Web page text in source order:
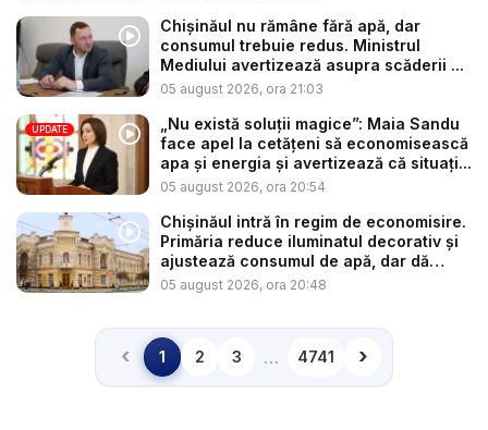
Chișinăul nu rămâne fără apă, dar
consumul trebuie redus. Ministrul
Mediului avertizează asupra scăderii ...
05 august 2026, ora 21:03
UPDATE
„Nu există soluții magice”: Maia Sandu
face apel la cetățeni să economisească
apa și energia și avertizează că situați...
05 august 2026, ora 20:54
Chișinăul intră în regim de economisire.
Primăria reduce iluminatul decorativ și
ajustează consumul de apă, dar dă
asig...
05 august 2026, ora 20:48
‹Înapoi
1 2 3 … 4741 Înainte
›